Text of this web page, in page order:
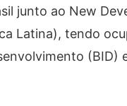
junto ao New
Latina), tendo
(BID)